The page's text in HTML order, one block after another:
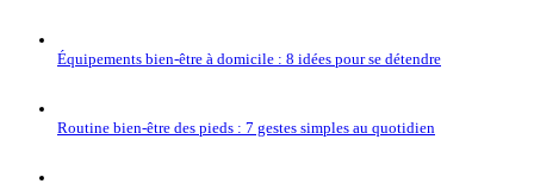
Équipements bien-être à domicile : 8 idées pour se détendre
Routine bien-être des pieds : 7 gestes simples au quotidien